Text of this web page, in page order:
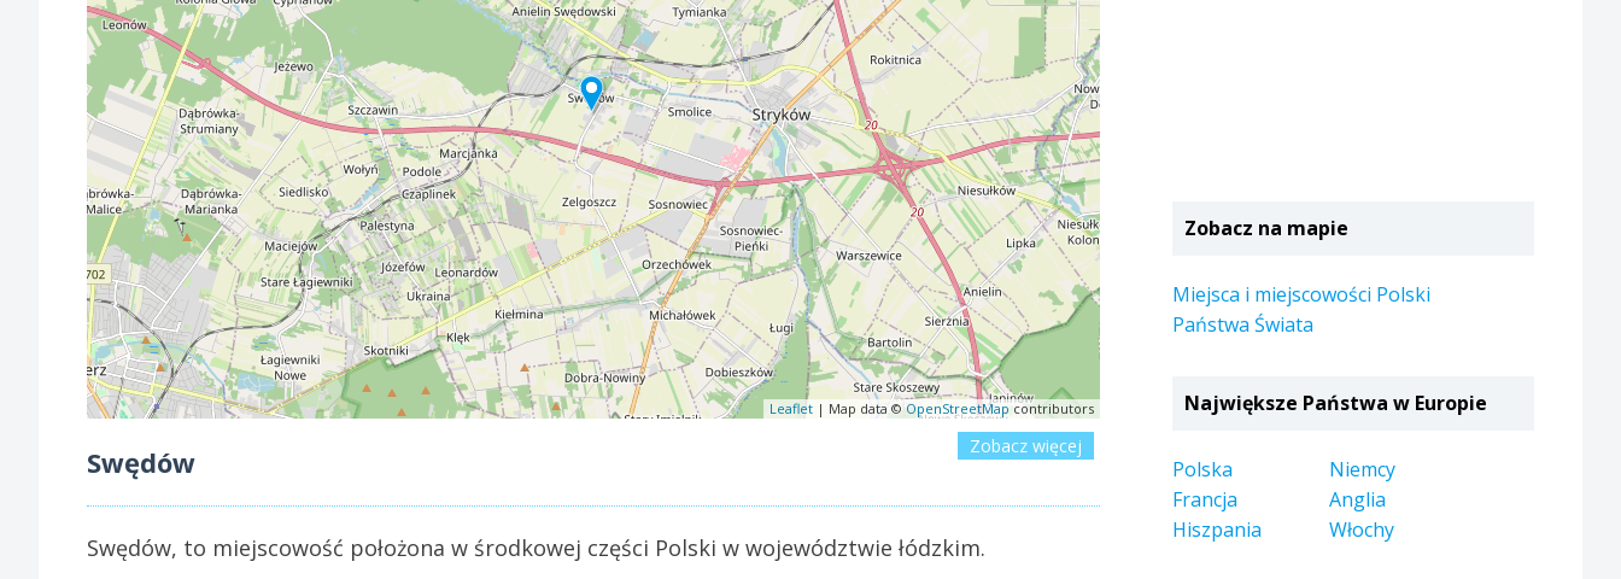
Leaflet | Map data © OpenStreetMapcontributors
Zobacz więcej
Swędów
Swędów, to miejscowość położona w środkowej części Polski w województwie łódzkim.
Zobacz na mapie
Miejsca i miejscowości Polski
Państwa Świata
Największe Państwa w Europie
Polska
Niemcy
Francja
Anglia
Hiszpania
Włochy